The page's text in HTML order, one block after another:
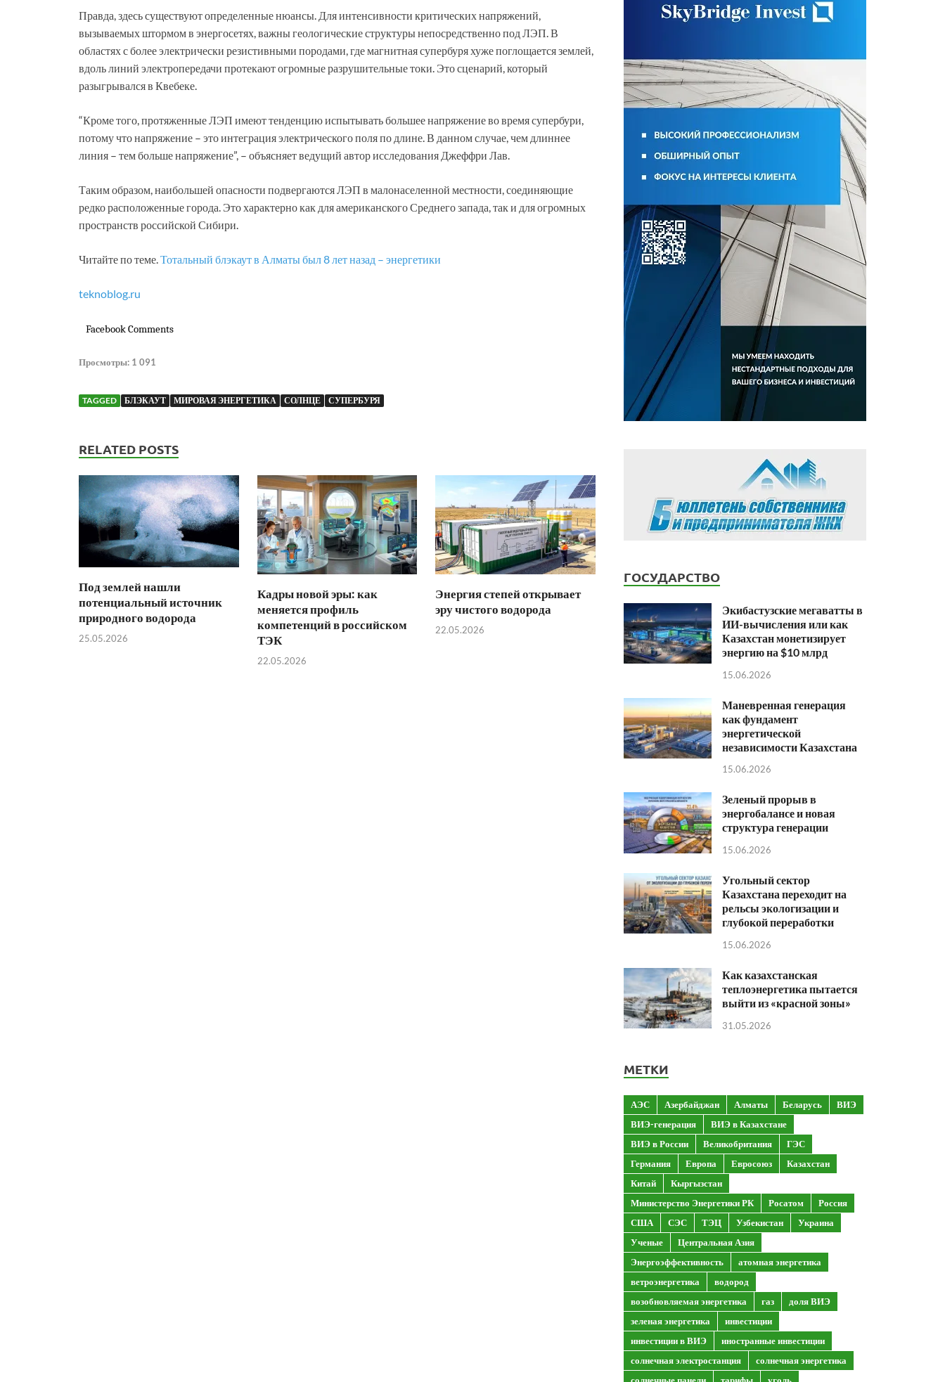
Правда, здесь существуют определенные нюансы. Для интенсивности критических напряжений,
вызываемых штормом в энергосетях, важны геологические структуры непосредственно под ЛЭП. В
областях с более электрически резистивными породами, где магнитная супербуря хуже поглощается землей,
вдоль линий электропередачи протекают огромные разрушительные токи. Это сценарий, который
разыгрывался в Квебеке.
“Кроме того, протяженные ЛЭП имеют тенденцию испытывать большее напряжение во время супербури,
потому что напряжение – это интеграция электрического поля по длине. В данном случае, чем длиннее
линия – тем больше напряжение”, – объясняет ведущий автор исследования Джеффри Лав.
Таким образом, наибольшей опасности подвергаются ЛЭП в малонаселенной местности, соединяющие
редко расположенные города. Это характерно как для американского Среднего запада, так и для огромных
пространств российской Сибири.
Читайте по теме.Тотальный блэкаут в Алматы был 8 лет назад – энергетики
teknoblog.ru
Facebook Comments
Просмотры: 1 091
TAGGED БЛЭКАУТ МИРОВАЯ ЭНЕРГЕТИКА СОЛНЦЕ СУПЕРБУРЯ
RELATED POSTS
Под землей нашли
потенциальный источник
природного водорода
25.05.2026
Кадры новой эры: как
меняется профиль
компетенций в российском
ТЭК
22.05.2026
Энергия степей открывает
эру чистого водорода
22.05.2026
ГОСУДАРСТВО
Экибастузские мегаватты в
ИИ-вычисления или как
Казахстан монетизирует
энергию на $10 млрд
15.06.2026
Маневренная генерация
как фундамент
энергетической
независимости Казахстана
15.06.2026
Зеленый прорыв в
энергобалансе и новая
структура генерации
15.06.2026
Угольный сектор
Казахстана переходит на
рельсы экологизации и
глубокой переработки
15.06.2026
Как казахстанская
теплоэнергетика пытается
выйти из «красной зоны»
31.05.2026
МЕТКИ
АЭС Азербайджан Алматы Беларусь
ВИЭ
ВИЭ-генерация
ВИЭ в Казахстане
ВИЭ в России
Великобритания
ГЭС
Германия
Европа Евросоюз
Казахстан
Китай
Кыргызстан
Министерство Энергетики РК
Росатом
Россия
США
СЭС ТЭЦ Узбекистан
Украина
Ученые
Центральная Азия
Энергоэффективность
атомная энергетика
ветроэнергетика
водород
возобновляемая энергетика
газ
доля ВИЭ
зеленая энергетика
инвестиции
инвестиции в ВИЭ
иностранные инвестиции
солнечная электростанция
солнечная энергетика
солнечные панели
тарифы уголь